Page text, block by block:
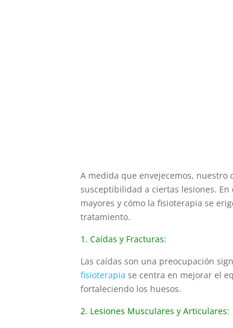
A medida que envejecemos,
susceptibilidad a ciertas lesiones.
mayores y cómo la fisioterapia se
tratamiento.
1. Caídas y Fracturas:
Las caídas son una preocupación
fisioterapia se centra en mejorar el
fortaleciendo los huesos.
2. Lesiones Musculares y Articulares: